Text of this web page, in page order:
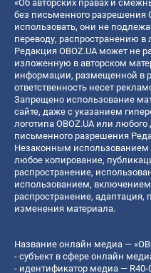
«Об авторских правах и
без письменного разрешения
использовать, они не
переводу, распространению
Редакция OBOZ.UA может не
изложенную в авторском
информации, размещенной в
ответственность несет
Запрещено использование
сайте, даже с указанием
логотипа OBOZ.UA или
письменного разрешения
Незаконным использованием
любое копирование,
распространение,
использованием, включением
распространение, адаптация,
изменения материала.
Название онлайн медиа —
- субъект в сфере онлайн
- идентификатор медиа — R40-